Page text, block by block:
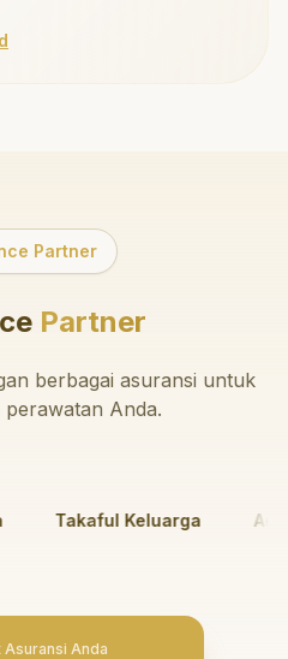
Partner
Partner
berbagai asuransi untuk
Anda.
Takaful Keluarga
Anda